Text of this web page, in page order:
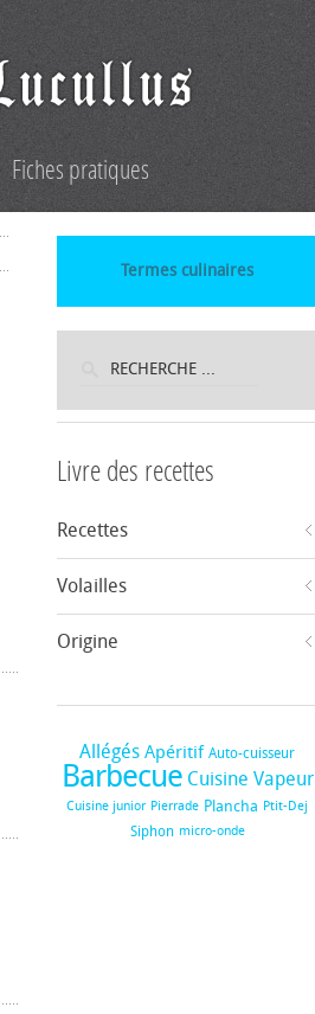
Fiches pratiques
Termes culinaires
Livre des recettes
Recettes
Volailles
Origine
Allégés Apéritif Auto-cuisseur
Barbecue Cuisine Vapeur
Cuisine junior Pierrade Plancha Ptit-Dej
Siphon micro-onde